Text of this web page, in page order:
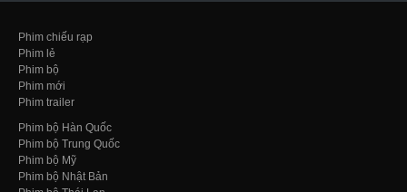
Phim chiếu rạp
Phim lẻ
Phim bộ
Phim mới
Phim trailer
Phim bộ Hàn Quốc
Phim bộ Trung Quốc
Phim bộ Mỹ
Phim bộ Nhật Bản